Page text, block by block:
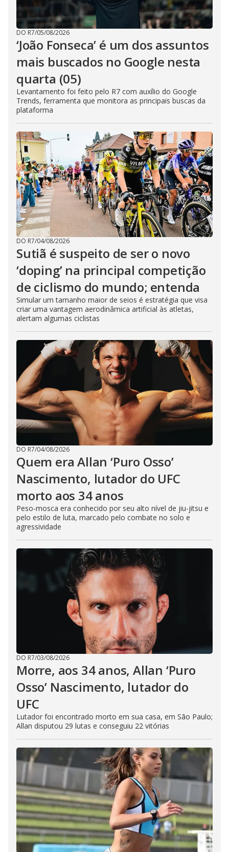
DO R7/05/08/2026
‘João Fonseca’ é um dos assuntos
mais buscados no Google nesta
quarta (05)
Levantamento foi feito pelo R7 com auxílio do Google
Trends, ferramenta que monitora as principais buscas da
plataforma
DO R7/04/08/2026
Sutiã é suspeito de ser o novo
‘doping’ na principal competição
de ciclismo do mundo; entenda
Simular um tamanho maior de seios é estratégia que visa
criar uma vantagem aerodinâmica artificial às atletas,
alertam algumas ciclistas
DO R7/04/08/2026
Quem era Allan ‘Puro Osso’
Nascimento, lutador do UFC
morto aos 34 anos
Peso-mosca era conhecido por seu alto nível de jiu-jitsu e
pelo estilo de luta, marcado pelo combate no solo e
agressividade
DO R7/03/08/2026
Morre, aos 34 anos, Allan ‘Puro
Osso’ Nascimento, lutador do
UFC
Lutador foi encontrado morto em sua casa, em São Paulo;
Allan disputou 29 lutas e conseguiu 22 vitórias